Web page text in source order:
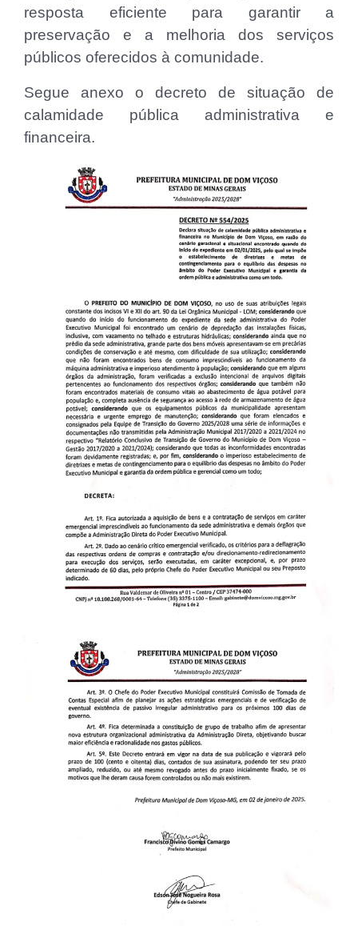
resposta eficiente para garantir a
preservação e a melhoria dos serviços
públicos oferecidos à comunidade.
Segue anexo o decreto de situação de
calamidade pública administrativa e
financeira.